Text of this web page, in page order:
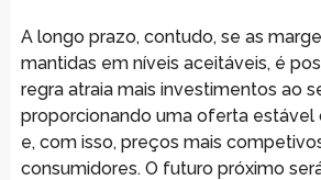
A longo prazo, contudo, se as
mantidas em níveis aceitáveis, é
regra atraia mais investimentos ao
proporcionando uma oferta estável
e, com isso, preços mais
consumidores. O futuro próximo